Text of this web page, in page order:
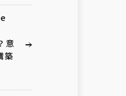
意
築